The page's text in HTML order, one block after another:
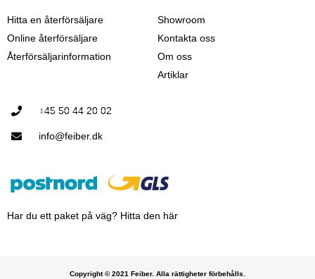
Hitta en återförsäljare
Online återförsäljare
Återförsäljarinformation
Showroom
Kontakta oss
Om oss
Artiklar
+45 50 44 20 02
info@feiber.dk
Har du ett paket på väg? Hitta den här
Copyright © 2021 Feiber. Alla rättigheter förbehålls.